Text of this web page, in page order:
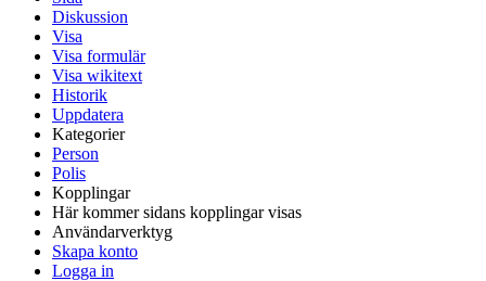
Diskussion
Visa
Visa formulär
Visa wikitext
Historik
Uppdatera
Kategorier
Person
Polis
Kopplingar
Här kommer sidans kopplingar visas
Användarverktyg
Skapa konto
Logga in